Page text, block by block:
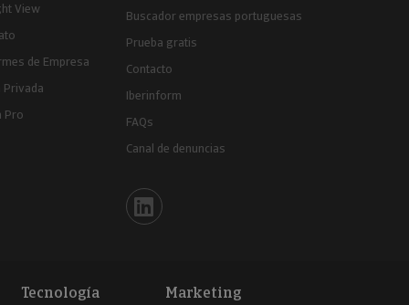
View
de Empresa
Privada
Pro
Buscador empresas portuguesas
Prueba gratis
Contacto
Iberinform
FAQs
Canal de denuncias
Iberinform en Linkedin
Tecnología Marketing